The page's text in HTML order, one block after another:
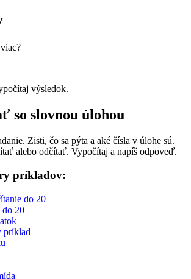
výsledok.
so slovnou úlohou
Zisti, čo sa pýta a aké čísla v úlohe sú.
alebo odčítať. Vypočítaj a napíš odpoveď.
príkladov:
do 20
do 20
príklad